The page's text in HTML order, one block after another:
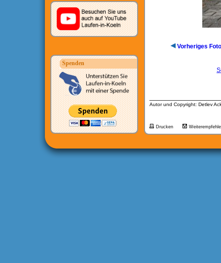
Spenden
Vorheriges Foto
Autor und Copyright: Detlev
Drucken